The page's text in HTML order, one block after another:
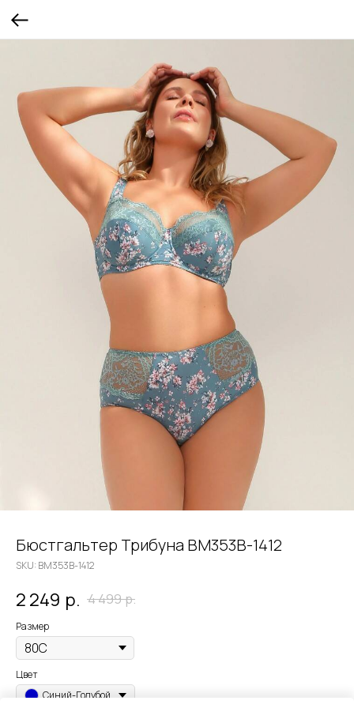
Бюстгальтер Трибуна BM353B-1412
SKU: BM353B-1412
2 249 р. 4 499р.
Размер
Цвет
Синий-Голубой